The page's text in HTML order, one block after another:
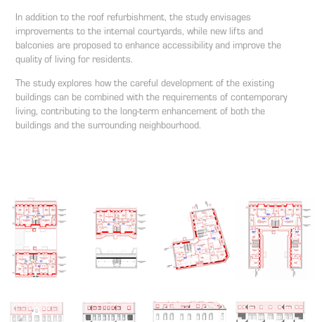
In addition to the roof refurbishment, the study envisages
improvements to the internal courtyards, while new lifts and
balconies are proposed to enhance accessibility and improve the
quality of living for residents.
The study explores how the careful development of the existing
buildings can be combined with the requirements of contemporary
living, contributing to the long-term enhancement of both the
buildings and the surrounding neighbourhood.